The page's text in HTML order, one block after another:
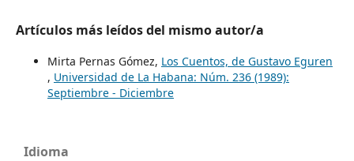
Artículos más leídos del mismo autor/a
Mirta Pernas Gómez, Los Cuentos, de Gustavo Eguren
, Universidad de La Habana: Núm. 236 (1989):
Septiembre - Diciembre
Idioma